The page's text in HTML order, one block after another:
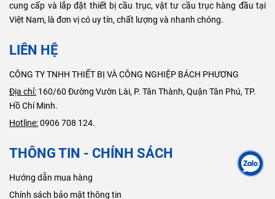
cung cấp và lắp đặt thiết bị cầu trục, vật tư cầu trục hàng đầu tại
Việt Nam, là đơn vị có uy tín, chất lượng và nhanh chóng.
LIÊN HỆ
CÔNG TY TNHH THIẾT BỊ VÀ CÔNG NGHIỆP BÁCH PHƯƠNG
Địa chỉ: 160/60 Đường Vườn Lài, P. Tân Thành, Quận Tân Phú, TP.
Hồ Chí Minh.
Hotline:0906 708 124.
THÔNG TIN - CHÍNH SÁCH
Hướng dẫn mua hàng
Chính sách bảo mật thông tin